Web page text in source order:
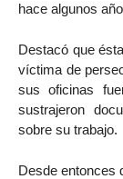
hace algunos
Destacó que
víctima de
sus oficinas
sustrajeron
sobre su trabajo.
Desde entonces